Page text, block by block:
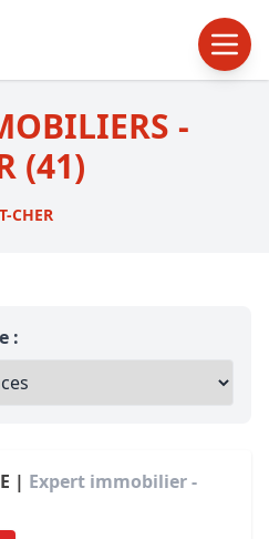
-
(41)
CHER
:
| Expert immobilier -